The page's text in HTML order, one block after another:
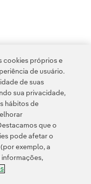
Informação legal
cookies próprios e
de usuário.
de suas
sua privacidade,
hábitos de
que o
pode afetar o
exemplo, a
informações,